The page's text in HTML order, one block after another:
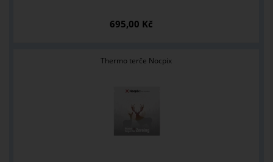
695,00 Kč
Thermo terče Nocpix